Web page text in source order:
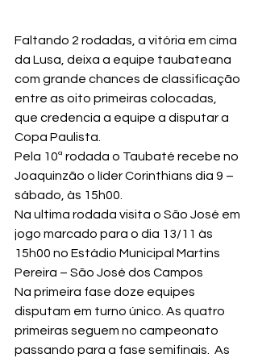
Faltando 2 rodadas, a vitória em cima
da Lusa, deixa a equipe taubateana
com grande chances de classificação
entre as oito primeiras colocadas,
que credencia a equipe a disputar a
Copa Paulista.
Pela 10ª rodada o Taubaté recebe no
Joaquinzão o líder Corinthians dia 9 –
sábado, às 15h00.
Na ultima rodada visita o São José em
jogo marcado para o dia 13/11 às
15h00 no Estádio Municipal Martins
Pereira – São José dos Campos
Na primeira fase doze equipes
disputam em turno único. As quatro
primeiras seguem no campeonato
passando para a fase semifinais.  As